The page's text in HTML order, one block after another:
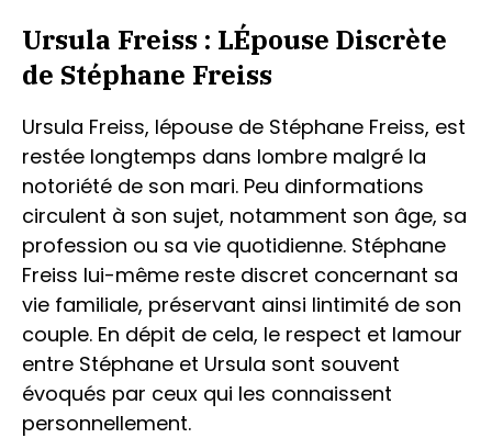
Ursula Freiss : LÉpouse Discrète
de Stéphane Freiss
Ursula Freiss, lépouse de Stéphane Freiss, est
restée longtemps dans lombre malgré la
notoriété de son mari. Peu dinformations
circulent à son sujet, notamment son âge, sa
profession ou sa vie quotidienne. Stéphane
Freiss lui-même reste discret concernant sa
vie familiale, préservant ainsi lintimité de son
couple. En dépit de cela, le respect et lamour
entre Stéphane et Ursula sont souvent
évoqués par ceux qui les connaissent
personnellement.